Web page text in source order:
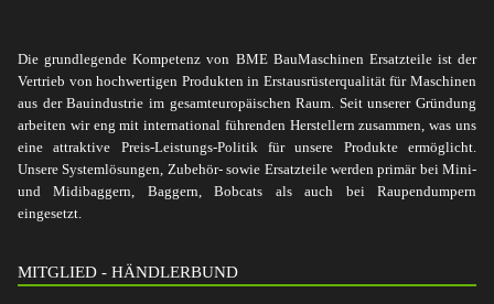
Die grundlegende Kompetenz von BME BauMaschinen Ersatzteile ist der
Vertrieb von hochwertigen Produkten in Erstausrüsterqualität für Maschinen
aus der Bauindustrie im gesamteuropäischen Raum. Seit unserer Gründung
arbeiten wir eng mit international führenden Herstellern zusammen, was uns
eine attraktive Preis-Leistungs-Politik für unsere Produkte ermöglicht.
Unsere Systemlösungen, Zubehör- sowie Ersatzteile werden primär bei Mini-
und Midibaggern, Baggern, Bobcats als auch bei Raupendumpern
eingesetzt.
MITGLIED - HÄNDLERBUND